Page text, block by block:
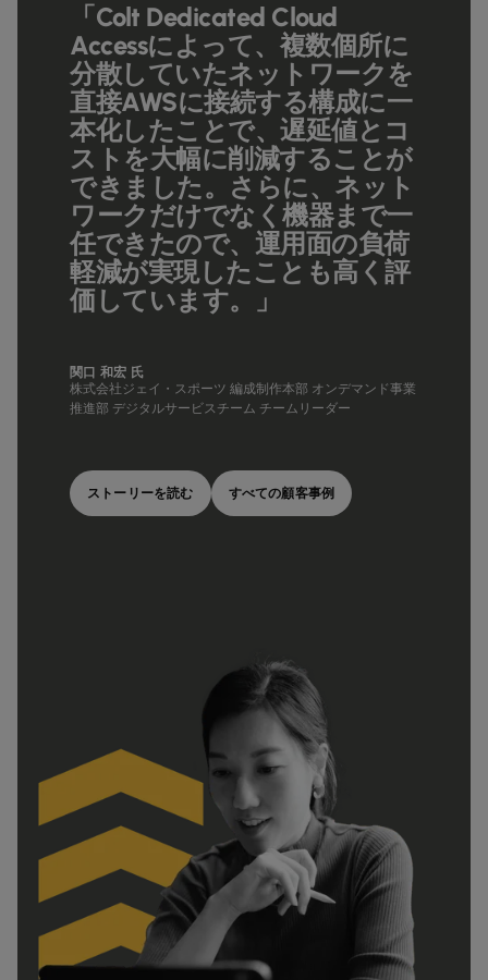
「Colt Dedicated Cloud
Accessによって、複数個所に
分散していたネットワークを
直接AWSに接続する構成に一
本化したことで、遅延値とコ
ストを大幅に削減することが
できました。さらに、ネット
ワークだけでなく機器まで一
任できたので、運用面の負荷
軽減が実現したことも高く評
価しています。」
関口 和宏 氏
株式会社ジェイ・スポーツ 編成制作本部 オンデマンド事業
推進部 デジタルサービスチーム チームリーダー
ストーリーを読む すべての顧客事例